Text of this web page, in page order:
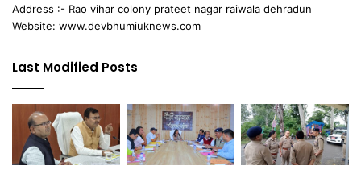
Address :- Rao vihar colony prateet nagar raiwala dehradun
Website: www.devbhumiuknews.com
Last Modified Posts